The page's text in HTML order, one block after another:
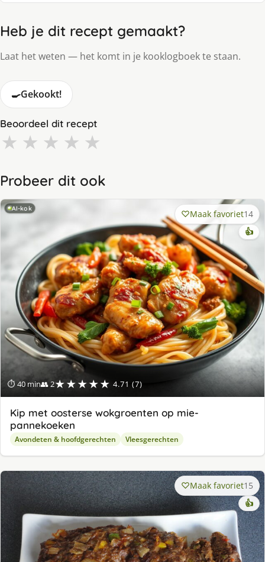
Heb je dit recept gemaakt?
Laat het weten — het komt in je kooklogboek te staan.
🍳Gekookt!
Beoordeel dit recept
★ ★ ★ ★ ★
Probeer dit ook
AI-kok
⏱ 40 min👥 2★★★★★ 4.71 (7)
Maak favoriet14
👍
Kip met oosterse wokgroenten op mie-
pannekoeken
Avondeten & hoofdgerechten Vleesgerechten
Maak favoriet15
👍